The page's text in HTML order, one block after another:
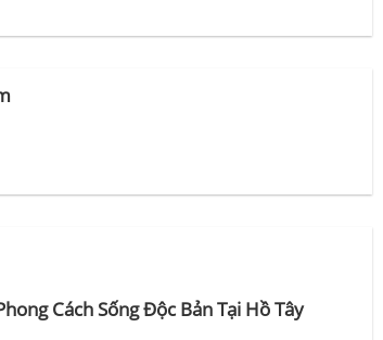
Cách Sống Độc Bản Tại Hồ Tây